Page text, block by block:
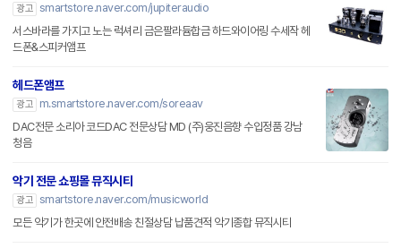
광고 smartstore.naver.com/jupiteraudio
서스바라를 가지고 노는 럭셔리 금은팔라듐합금 하드와이어링 수세작 헤
드폰&스피커앰프
헤드폰앰프
광고
m.smartstore.naver.com/soreaav
DAC전문 소리아 코드DAC 전문상담 MD (주)웅진음향 수입정품 강남
청음
악기 전문 쇼핑몰 뮤직시티
광고 smartstore.naver.com/musicworld
모든 악기가 한곳에 안전배송 친절상담 납품견적 악기종합 뮤직시티